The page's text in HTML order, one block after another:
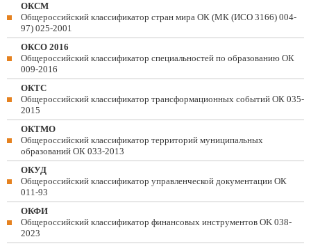
ОКСМ
Общероссийский классификатор стран мира ОК (МК (ИСО 3166) 004-
97) 025-2001
ОКСО 2016
Общероссийский классификатор специальностей по образованию ОК
009-2016
ОКТС
Общероссийский классификатор трансформационных событий ОК 035-
2015
ОКТМО
Общероссийский классификатор территорий муниципальных
образований ОК 033-2013
ОКУД
Общероссийский классификатор управленческой документации ОК
011-93
ОКФИ
Общероссийский классификатор финансовых инструментов OK 038-
2023